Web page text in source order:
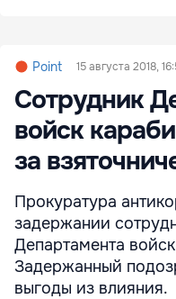
Point 15 августа 2018,
Сотрудник
войск
за
Прокуратура
задержании
Департамента
Задержанный
выгоды из влияния.